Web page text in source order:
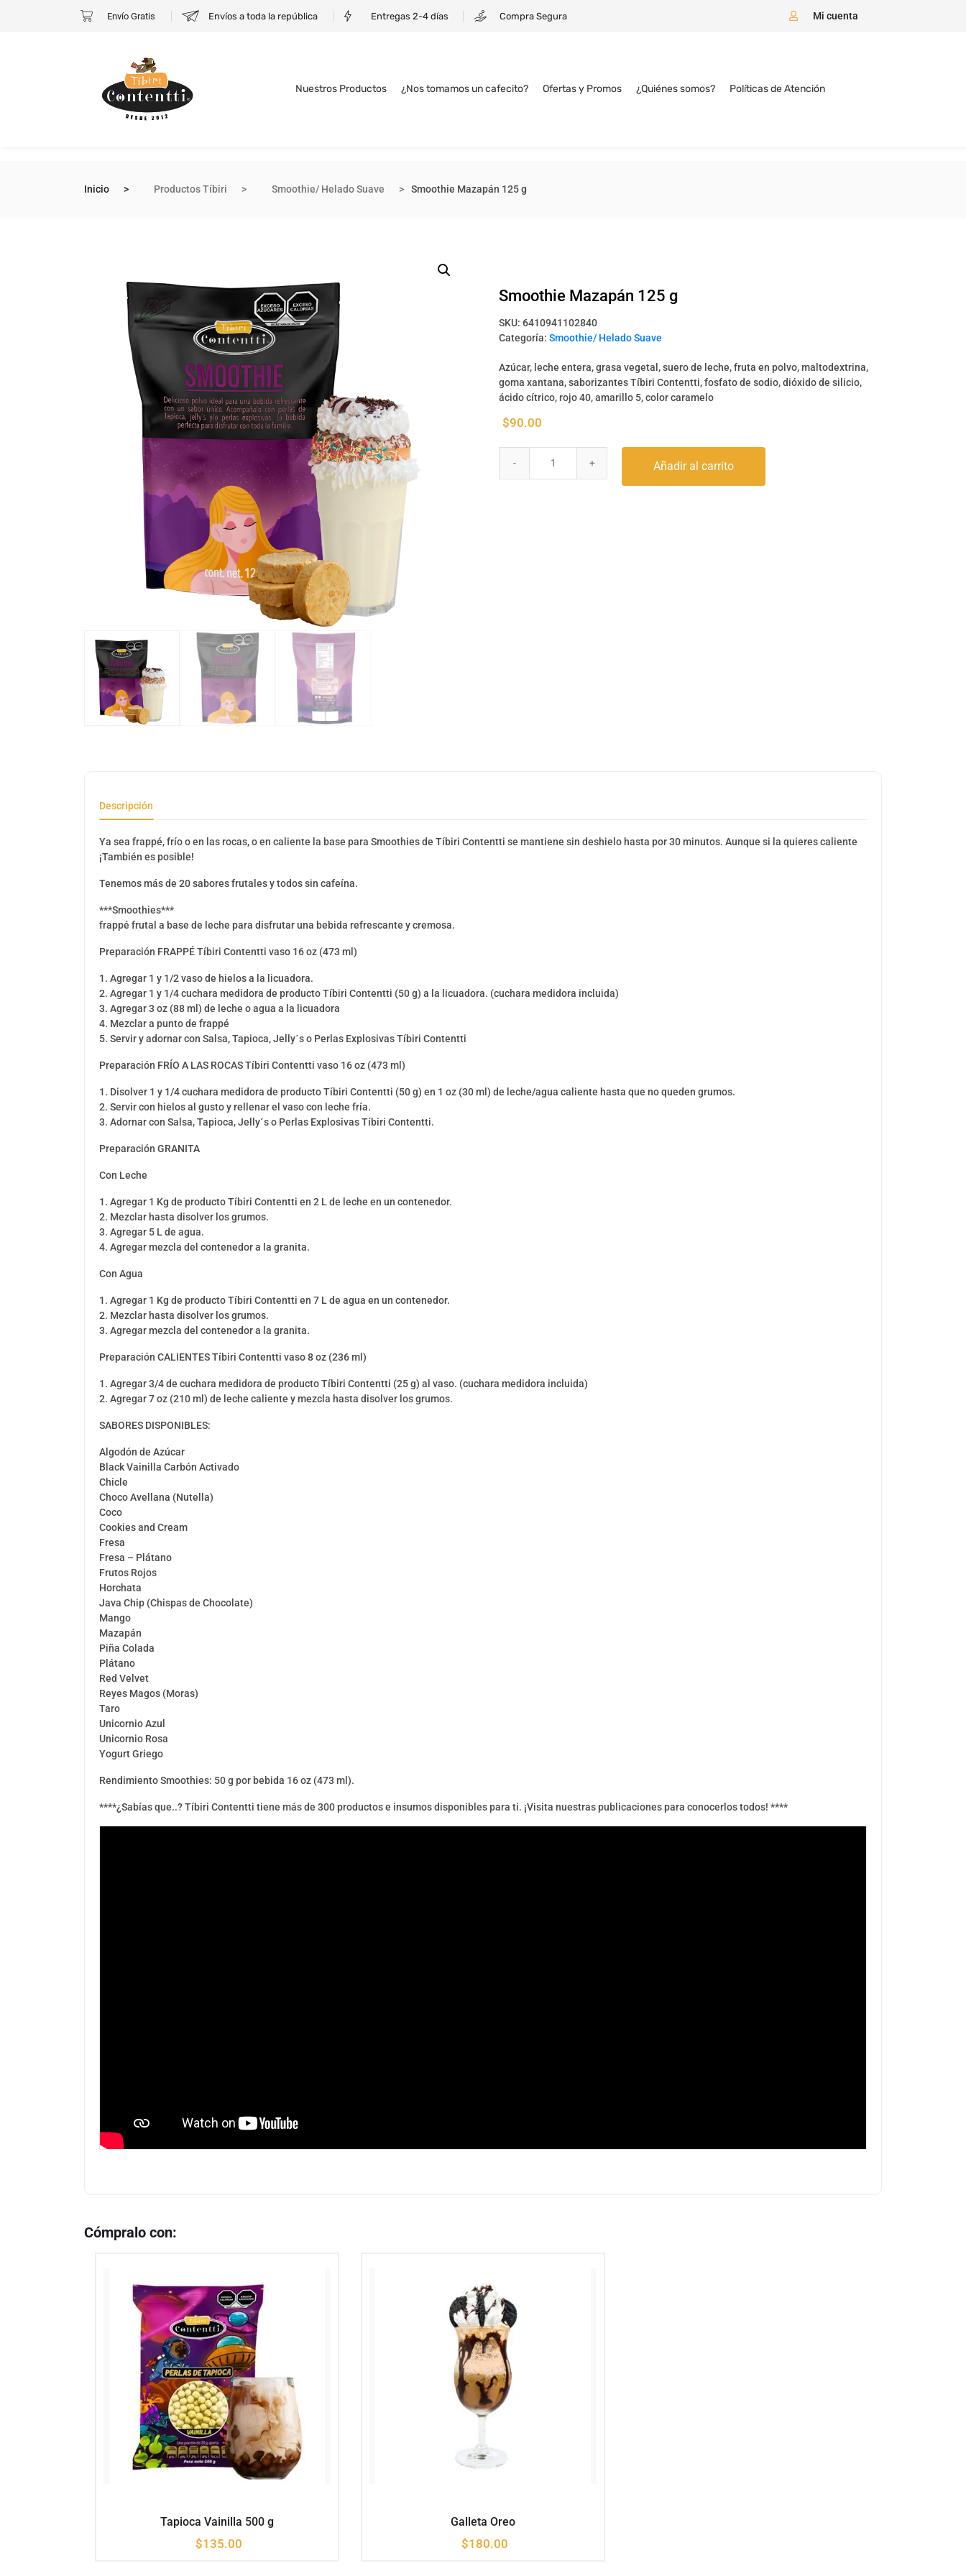
Envío Gratis Envíos a toda la república Entregas 2-4 días Compra Segura Mi cuenta
Nuestros Productos ¿Nos tomamos un cafecito? Ofertas y Promos ¿Quiénes somos? Políticas de Atención
Inicio Productos Tíbiri Smoothie/ Helado Suave Smoothie Mazapán 125 g
Smoothie Mazapán 125 g
SKU:6410941102840
Categoría:Smoothie/ Helado Suave
Azúcar, leche entera, grasa vegetal, suero de leche, fruta en polvo, maltodextrina,
goma xantana, saborizantes Tíbiri Contentti, fosfato de sodio, dióxido de silicio,
ácido cítrico, rojo 40, amarillo 5, color caramelo
$90.00
Añadir al carrito
Descripción
Ya sea frappé, frío o en las rocas, o en caliente la base para Smoothies de Tíbiri Contentti se mantiene sin deshielo hasta por 30 minutos. Aunque si la quieres caliente
¡También es posible!
Tenemos más de 20 sabores frutales y todos sin cafeína.
***Smoothies***
frappé frutal a base de leche para disfrutar una bebida refrescante y cremosa.
Preparación FRAPPÉ Tíbiri Contentti vaso 16 oz (473 ml)
1. Agregar 1 y 1/2 vaso de hielos a la licuadora.
2. Agregar 1 y 1/4 cuchara medidora de producto Tíbiri Contentti (50 g) a la licuadora. (cuchara medidora incluida)
3. Agregar 3 oz (88 ml) de leche o agua a la licuadora
4. Mezclar a punto de frappé
5. Servir y adornar con Salsa, Tapioca, Jelly´s o Perlas Explosivas Tíbiri Contentti
Preparación FRÍO A LAS ROCAS Tíbiri Contentti vaso 16 oz (473 ml)
1. Disolver 1 y 1/4 cuchara medidora de producto Tíbiri Contentti (50 g) en 1 oz (30 ml) de leche/agua caliente hasta que no queden grumos.
2. Servir con hielos al gusto y rellenar el vaso con leche fría.
3. Adornar con Salsa, Tapioca, Jelly´s o Perlas Explosivas Tíbiri Contentti.
Preparación GRANITA
Con Leche
1. Agregar 1 Kg de producto Tíbiri Contentti en 2 L de leche en un contenedor.
2. Mezclar hasta disolver los grumos.
3. Agregar 5 L de agua.
4. Agregar mezcla del contenedor a la granita.
Con Agua
1. Agregar 1 Kg de producto Tíbiri Contentti en 7 L de agua en un contenedor.
2. Mezclar hasta disolver los grumos.
3. Agregar mezcla del contenedor a la granita.
Preparación CALIENTES Tíbiri Contentti vaso 8 oz (236 ml)
1. Agregar 3/4 de cuchara medidora de producto Tíbiri Contentti (25 g) al vaso. (cuchara medidora incluida)
2. Agregar 7 oz (210 ml) de leche caliente y mezcla hasta disolver los grumos.
SABORES DISPONIBLES:
Algodón de Azúcar
Black Vainilla Carbón Activado
Chicle
Choco Avellana (Nutella)
Coco
Cookies and Cream
Fresa
Fresa – Plátano
Frutos Rojos
Horchata
Java Chip (Chispas de Chocolate)
Mango
Mazapán
Piña Colada
Plátano
Red Velvet
Reyes Magos (Moras)
Taro
Unicornio Azul
Unicornio Rosa
Yogurt Griego
Rendimiento Smoothies: 50 g por bebida 16 oz (473 ml).
****¿Sabías que..? Tíbiri Contentti tiene más de 300 productos e insumos disponibles para ti. ¡Visita nuestras publicaciones para conocerlos todos! ****
Cómpralo con:
Tapioca Vainilla 500 g
$135.00
Galleta Oreo
$180.00